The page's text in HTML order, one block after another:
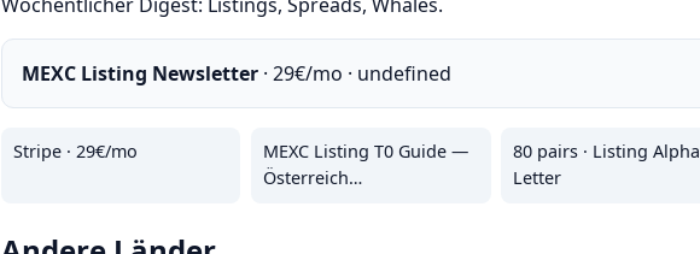
MEXC Listing Newsletter · 29€/mo · undefined
Stripe · 29€/mo
MEXC Listing T0 Guide —
Österreich…
80 pairs · Listing Alpha
Letter